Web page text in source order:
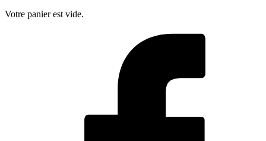
Votre panier est vide.